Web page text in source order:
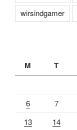
wirsindgamer
M T
6
7
13
14